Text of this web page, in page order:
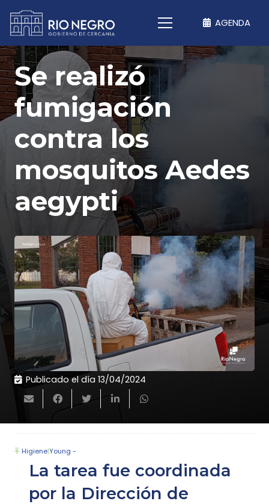
AGENDA
Se realizó
fumigación
contra los
mosquitos Aedes
aegypti
Publicado el día 13/04/2024
Higiene|Young -
La tarea fue coordinada
por la Dirección de